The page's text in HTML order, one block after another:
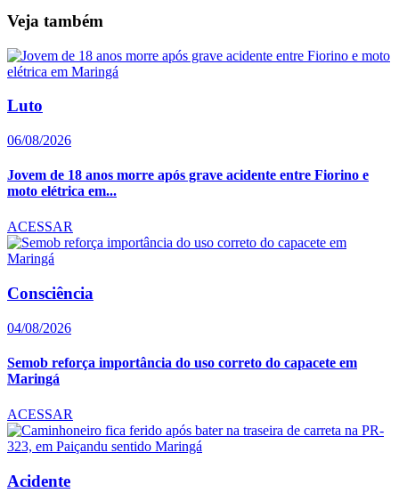
Veja também
Luto
06/08/2026
Jovem de 18 anos morre após grave acidente entre Fiorino e
moto elétrica em...
ACESSAR
Consciência
04/08/2026
Semob reforça importância do uso correto do capacete em
Maringá
ACESSAR
Acidente